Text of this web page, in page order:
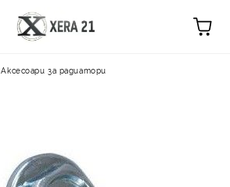
Аксесоари за радиатори
Цена на продукта: